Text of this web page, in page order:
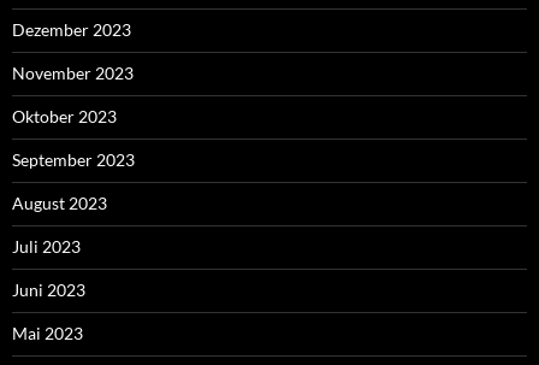
Dezember 2023
November 2023
Oktober 2023
September 2023
August 2023
Juli 2023
Juni 2023
Mai 2023